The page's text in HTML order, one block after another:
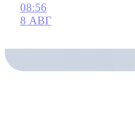
08:56
8 АВГ